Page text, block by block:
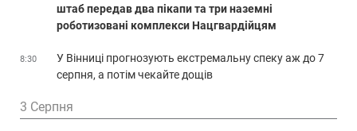
штаб передав два пікапи та три наземні
роботизовані комплекси Нацгвардійцям
8:30
У Вінниці прогнозують екстремальну спеку аж до 7
серпня, а потім чекайте дощів
3 Серпня